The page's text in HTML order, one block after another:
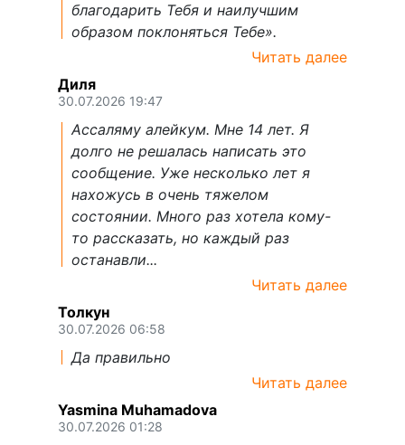
благодарить Тебя и наилучшим
образом поклоняться Тебе».
Читать далее
Диля
30.07.2026 19:47
Ассаляму алейкум. Мне 14 лет. Я
долго не решалась написать это
сообщение. Уже несколько лет я
нахожусь в очень тяжелом
состоянии. Много раз хотела кому-
то рассказать, но каждый раз
останавли...
Читать далее
Толкун
30.07.2026 06:58
Да правильно
Читать далее
Yasmina Muhamadova
30.07.2026 01:28